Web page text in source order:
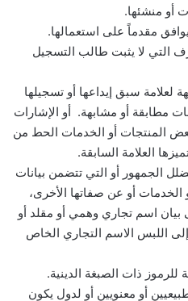
أو منشئها.
مقدماً على استعمالها.
التي لا يثبت طالب التسجيل
لعلامة سبق إيداعها أو تسجيلها
مطابقة أو مشابهة. أو الإشارات
المنتجات أو الخدمات الحط من
العلامة السابقة.
الجمهور أو التي تتضمن بيانات
أو عن صفاتها الأخرى،
اسم تجاري وهمي أو مقلد أو
اللبس الاسم التجاري الخاص
للرموز ذات الصبغة الدينية.
أو معنويين أو لدول يكون